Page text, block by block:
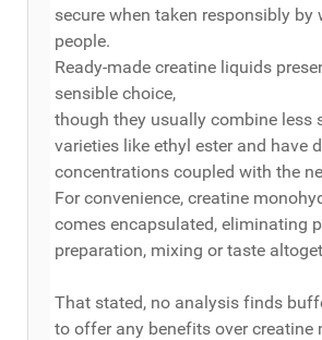
secure when taken responsibly by
people.
Ready-made creatine liquids
sensible choice,
though they usually combine less
varieties like ethyl ester and have
concentrations coupled with the
For convenience, creatine
comes encapsulated, eliminating
preparation, mixing or taste
That stated, no analysis finds
to offer any benefits over creatine